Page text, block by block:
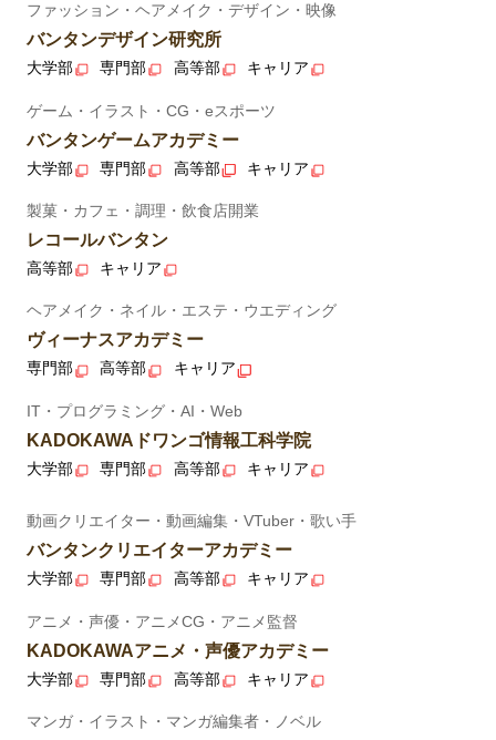
ファッション・ヘアメイク・デザイン・映像
バンタンデザイン研究所
大学部 専門部 高等部 キャリア
ゲーム・イラスト・CG・eスポーツ
バンタンゲームアカデミー
大学部 専門部 高等部 キャリア
製菓・カフェ・調理・飲食店開業
レコールバンタン
高等部 キャリア
ヘアメイク・ネイル・エステ・ウエディング
ヴィーナスアカデミー
専門部 高等部 キャリア
IT・プログラミング・AI・Web
KADOKAWAドワンゴ情報工科学院
大学部 専門部 高等部 キャリア
動画クリエイター・動画編集・VTuber・歌い手
バンタンクリエイターアカデミー
大学部 専門部 高等部 キャリア
アニメ・声優・アニメCG・アニメ監督
KADOKAWAアニメ・声優アカデミー
大学部 専門部 高等部 キャリア
マンガ・イラスト・マンガ編集者・ノベル